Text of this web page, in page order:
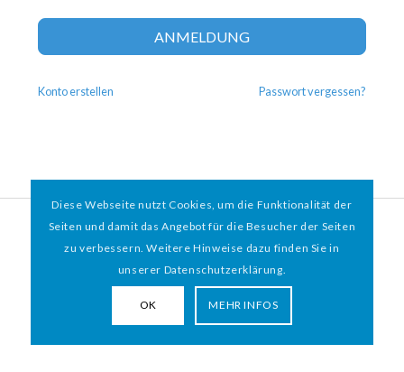
ANMELDUNG
Konto erstellen Passwort vergessen?
© 2026 HAMBURGER*MIT HERZ e.V. | WEBDESIGN BY WEBIGAMI
Diese Webseite nutzt Cookies, um die Funktionalität der
Seiten und damit das Angebot für die Besucher der Seiten
zu verbessern. Weitere Hinweise dazu finden Sie in
unserer Datenschutzerklärung.
OK MEHR INFOS